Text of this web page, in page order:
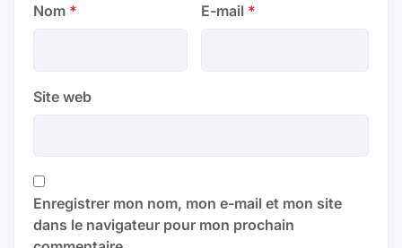
Nom * E-mail *
Site web
Enregistrer mon nom, mon e-mail et mon site
dans le navigateur pour mon prochain